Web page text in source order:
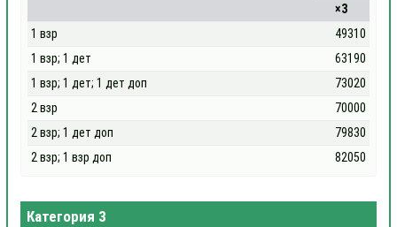
×3
1 взр
49310
1 взр; 1 дет
63190
1 взр; 1 дет; 1 дет доп
73020
2 взр
70000
2 взр; 1 дет доп
79830
2 взр; 1 взр доп
82050
Категория 3